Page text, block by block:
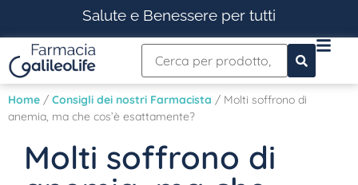
Salute e Benessere per tutti
Home / Consigli dei nostri Farmacista / Molti soffrono di
anemia, ma che cos’è esattamente?
Molti soffrono di